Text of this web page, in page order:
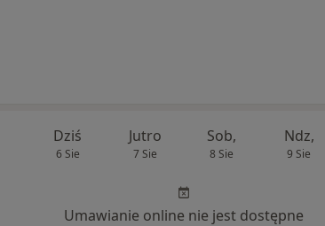
Dziś
6 Sie
Jutro
7 Sie
Sob,
8 Sie
Ndz,
9 Sie
Umawianie online nie jest dostępne